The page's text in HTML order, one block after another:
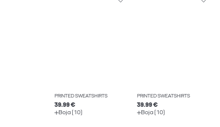
PRINTED SWEATSHIRTS
39.99 €
Boja (10)
PRINTED SWEATSHIRTS
39.99 €
Boja (10)